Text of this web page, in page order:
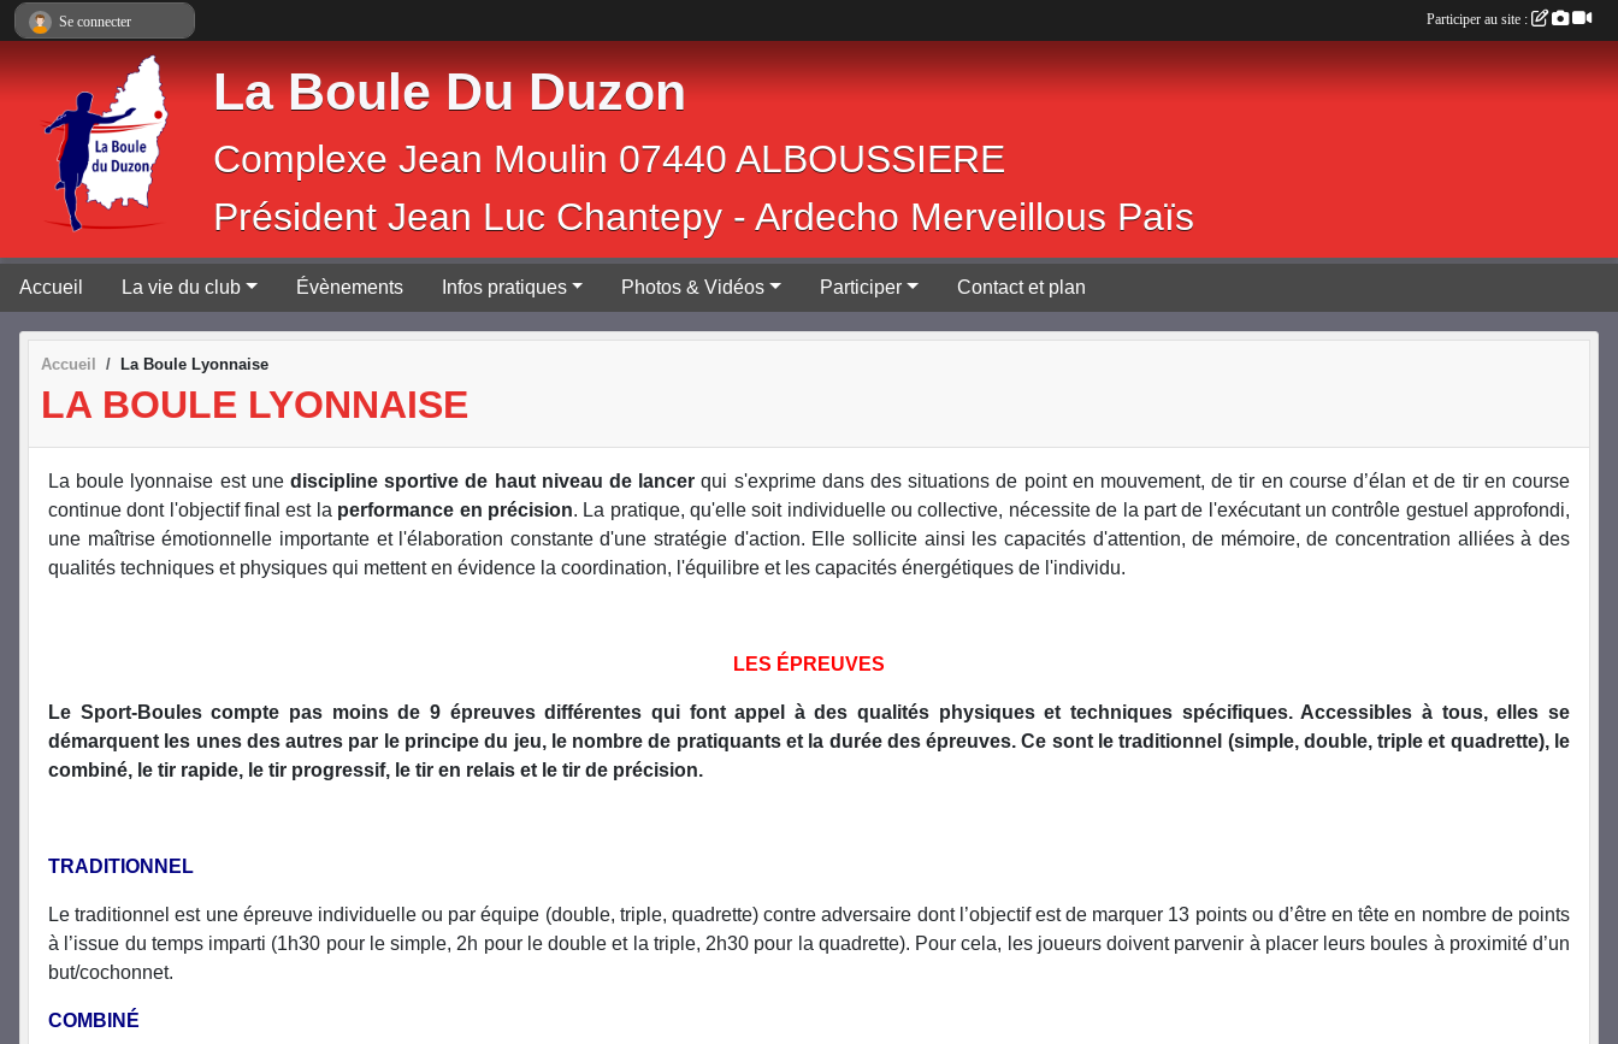
La Boule Du Duzon
Complexe Jean Moulin 07440 ALBOUSSIERE
Président Jean Luc Chantepy - Ardecho Merveillous Païs
Accueil La vie du club Évènements Infos pratiques Photos & Vidéos Participer Contact et plan
Accueil La Boule Lyonnaise
LA BOULE LYONNAISE
La boule lyonnaise est une discipline sportive de haut niveau de lancer qui s'exprime dans des situations de point en mouvement, de tir en course d’élan et de tir en course
continue dont l'objectif final est la performance en précision. La pratique, qu'elle soit individuelle ou collective, nécessite de la part de l'exécutant un contrôle gestuel approfondi,
une maîtrise émotionnelle importante et l'élaboration constante d'une stratégie d'action. Elle sollicite ainsi les capacités d'attention, de mémoire, de concentration alliées à des
qualités techniques et physiques qui mettent en évidence la coordination, l'équilibre et les capacités énergétiques de l'individu.
LES ÉPREUVES
Le Sport-Boules compte pas moins de 9 épreuves différentes qui font appel à des qualités physiques et techniques spécifiques. Accessibles à tous, elles se
démarquent les unes des autres par le principe du jeu, le nombre de pratiquants et la durée des épreuves. Ce sont le traditionnel (simple, double, triple et quadrette), le
combiné, le tir rapide, le tir progressif, le tir en relais et le tir de précision.
TRADITIONNEL
Le traditionnel est une épreuve individuelle ou par équipe (double, triple, quadrette) contre adversaire dont l’objectif est de marquer 13 points ou d’être en tête en nombre de points
à l’issue du temps imparti (1h30 pour le simple, 2h pour le double et la triple, 2h30 pour la quadrette). Pour cela, les joueurs doivent parvenir à placer leurs boules à proximité d’un
but/cochonnet.
COMBINÉ
Se connecter Participer au site :
Panneau de gestion des cookies